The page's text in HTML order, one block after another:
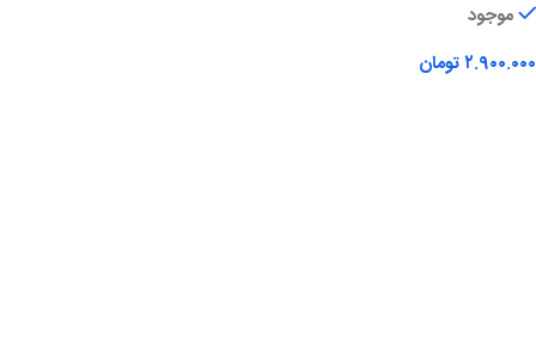
موجود
۲.۹۰۰.۰۰۰تومان